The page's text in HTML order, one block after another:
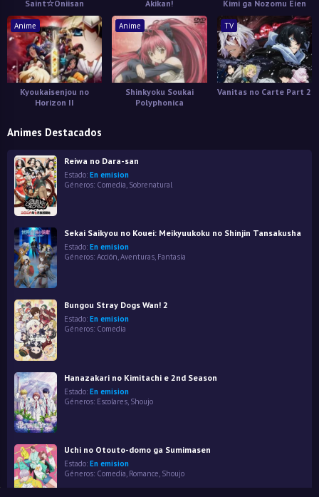
Saint☆Oniisan Akikan! Kimi ga Nozomu Eien
Anime
Kyoukaisenjou no
Horizon II
Anime
Shinkyoku Soukai
Polyphonica
TV
Vanitas no Carte Part 2
Animes Destacados
Reiwa no Dara-san
Estado: En emision
Géneros: Comedia Sobrenatural
Sekai Saikyou no Kouei: Meikyuukoku no Shinjin Tansakusha
Estado: En emision
Géneros: Acción,Aventuras, Fantasía
Bungou Stray Dogs Wan! 2
Estado: En emision
Géneros: Comedia
Hanazakari no Kimitachi e 2nd Season
Estado: En emision
Géneros: Escolares Shoujo
Uchi no Otouto-domo ga Sumimasen
Estado: En emision
Géneros: Comedia, Romance, Shoujo